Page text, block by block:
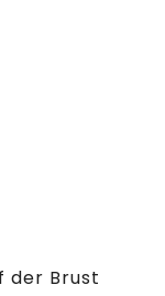
der Brust